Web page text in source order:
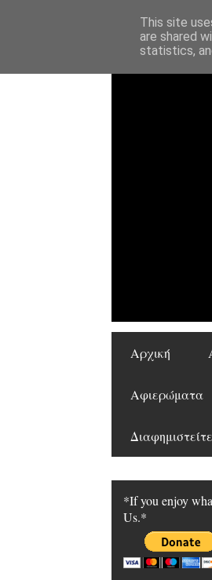
Αρχική
Αφιερώματα
Διαφημιστείτε
*If you enjoy
Us.*
This site
are shared
statistics,